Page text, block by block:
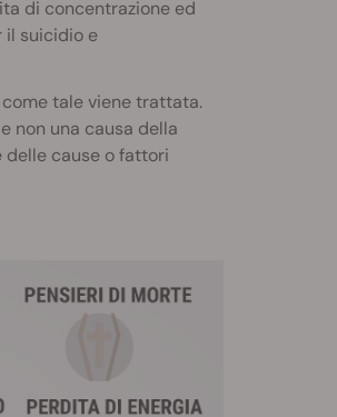
di concentrazione ed
il suicidio e
tale viene trattata.
non una causa della
delle cause o fattori